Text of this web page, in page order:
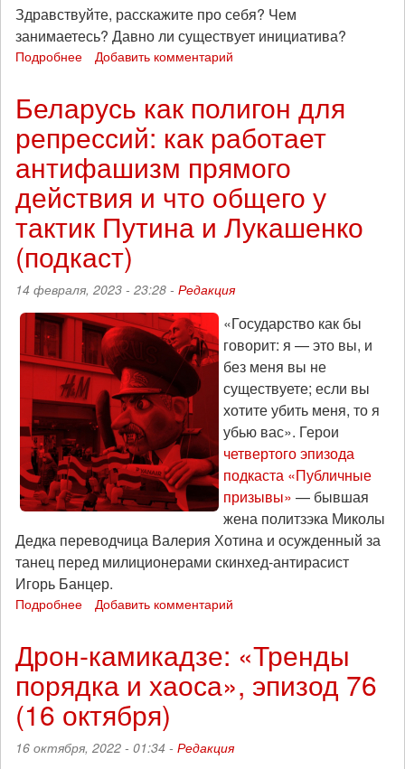
Здравствуйте, расскажите про себя? Чем
занимаетесь? Давно ли существует инициатива?
Подробнее
АЧК-
Беларусь
Добавить комментарий
Беларусь как полигон для
репрессий: как работает
антифашизм прямого
действия и что общего у
тактик Путина и Лукашенко
(подкаст)
14 февраля, 2023 - 23:28 - Редакция
«Государство как бы
говорит: я — это вы, и
без меня вы не
существуете; если вы
хотите убить меня, то я
убью вас». Герои
четвертого эпизода
подкаста «Публичные
призывы» — бывшая
жена политзэка Миколы
Дедка переводчица Валерия Хотина и осужденный за
танец перед милиционерами скинхед-антирасист
Игорь Банцер.
Подробнее
полигон
репрессий:
как
работает
антифашизм
Добавить комментарий
Дрон-камикадзе: «Тренды
порядка и хаоса», эпизод 76
(16 октября)
16 октября, 2022 - 01:34 - Редакция